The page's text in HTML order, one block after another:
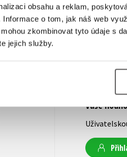
obsahu a reklam,
Informace o tom, jak náš web
zkombinovat tyto údaje s
jejich služby.
Vaše